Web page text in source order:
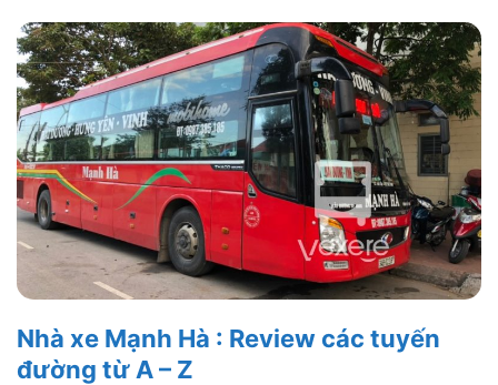
Nhà xe Mạnh Hà : Review các tuyến
đường từ A – Z